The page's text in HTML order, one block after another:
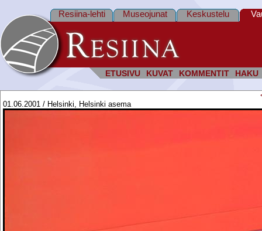
ETUSIVU KUVAT KOMMENTIT HAKU
Resiina-lehti Museojunat Keskustelu
01.06.2001 / Helsinki, Helsinki asema